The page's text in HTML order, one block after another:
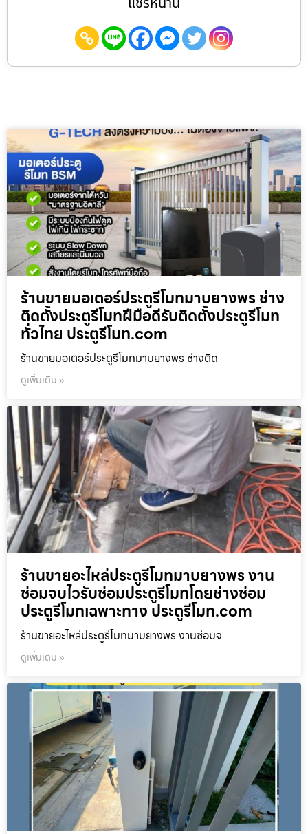
ร้านขายมอเตอร์ประตูรีโมทมาบยางพร ช่าง
ติดตั้งประตูรีโมทฝีมือดีรับติดตั้งประตูรีโมท
ทั่วไทย ประตูรีโมท.com
ร้านขายมอเตอร์ประตูรีโมทมาบยางพร ช่างติด
ดูเพิ่มเติม »
ร้านขายอะไหล่ประตูรีโมทมาบยางพร งาน
ซ่อมจบไวรับซ่อมประตูรีโมทโดยช่างซ่อม
ประตูรีโมทเฉพาะทาง ประตูรีโมท.com
ร้านขายอะไหล่ประตูรีโมทมาบยางพร งานซ่อมจ
ดูเพิ่มเติม »